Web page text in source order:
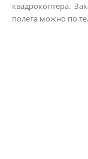
квадрокоптера.
полета можно по